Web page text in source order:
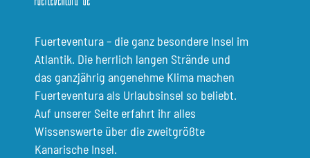
Fuerteventura – die ganz besondere Insel im
Atlantik. Die herrlich langen Strände und
das ganzjährig angenehme Klima machen
Fuerteventura als Urlaubsinsel so beliebt.
Auf unserer Seite erfahrt ihr alles
Wissenswerte über die zweitgrößte
Kanarische Insel.